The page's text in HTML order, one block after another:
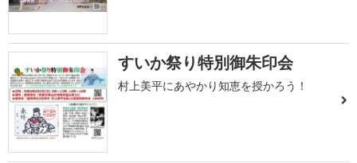
すいか祭り特別御朱印会
村上美平にあやかり知恵を授かろう！